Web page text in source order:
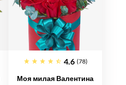
4.6 (78)
Моя милая Валентина